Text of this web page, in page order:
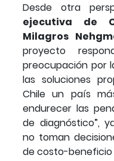
Desde otra
ejecutiva de
Milagros
proyecto
preocupación por
las soluciones
Chile un país
endurecer las
de diagnóstico”,
no toman
de costo-beneficio